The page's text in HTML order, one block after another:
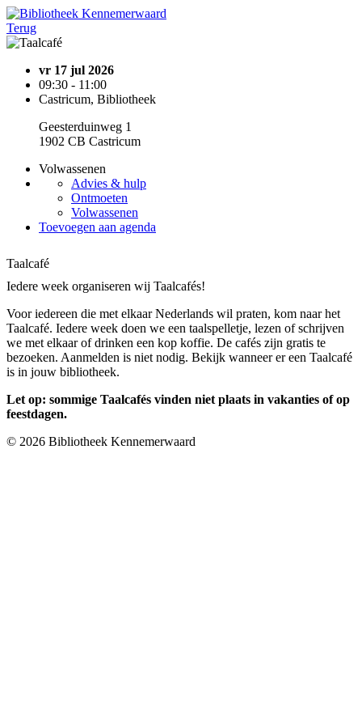
Terug
vr 17 jul 2026
09:30 - 11:00
Castricum, Bibliotheek
Geesterduinweg 1
1902 CB Castricum
Volwassenen
Advies & hulp
Ontmoeten
Volwassenen
Toevoegen aan agenda
Taalcafé
Iedere week organiseren wij Taalcafés!
Voor iedereen die met elkaar Nederlands wil praten, kom naar het
Taalcafé. Iedere week doen we een taalspelletje, lezen of schrijven
we met elkaar of drinken een kop koffie. De cafés zijn gratis te
bezoeken. Aanmelden is niet nodig. Bekijk wanneer er een Taalcafé
is in jouw bibliotheek.
Let op: sommige Taalcafés vinden niet plaats in vakanties of op
feestdagen.
© 2026 Bibliotheek Kennemerwaard